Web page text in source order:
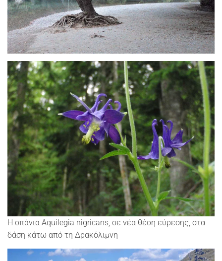
Η σπάνια Aquilegia nigricans, σε νέα θέση εύρεσης, στα
δάση κάτω από τη Δρακόλιμνη